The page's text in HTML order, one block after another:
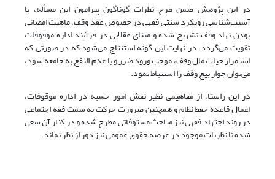
در این پژوهش ضمن طرح نظرات گوناگون پیرامون این مسأله، با
آسیب‌شناسی رویکرد سنتی فقهی در خصوص عقد وقف، ماهیت امضائی
بودن نهاد وقف تشریح شده و مبنای عقلایی در فرآیند اداره موقوفات
تقویت می‌گردد. در نهایت این گونه استنتاج می‌شود که در صورتی که
استمرار حیات مال وقف، موجب ورود ضرر و یا عدم النفع به جامعه شود،
می‌توان جواز بیع وقف را استنباط نمود.
در این راستا، از مفاهیمی نظیر نقش امور حسبه در اداره موقوفات،
اعمال قاعده حفظ نظام و همچنین ضرورت حرکت به سمت فقه اجتماعی
در روند اجتهاد فقهی نیز مباحث مستوفاتی مطرح شده و در کنار آن سعی
شده تا نظریات موجود در عرصه حقوق عمومی نیز دور از نظر نماند.